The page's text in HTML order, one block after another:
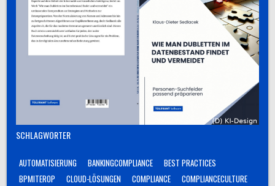
SCHLAGWÖRTER
AUTOMATISIERUNG BANKINGCOMPLIANCE
BEST PRACTICES
BPMITEROP
CLOUD-LÖSUNGEN COMPLIANCE
COMPLIANCECULTURE